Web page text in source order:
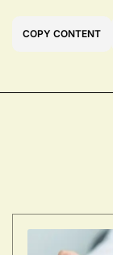
COPY CONTENT